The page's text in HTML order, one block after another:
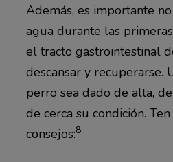
Además, es importante
agua durante las
el tracto gastrointestinal
descansar y recuperarse.
perro sea dado de alta,
de cerca su condición.
consejos:8